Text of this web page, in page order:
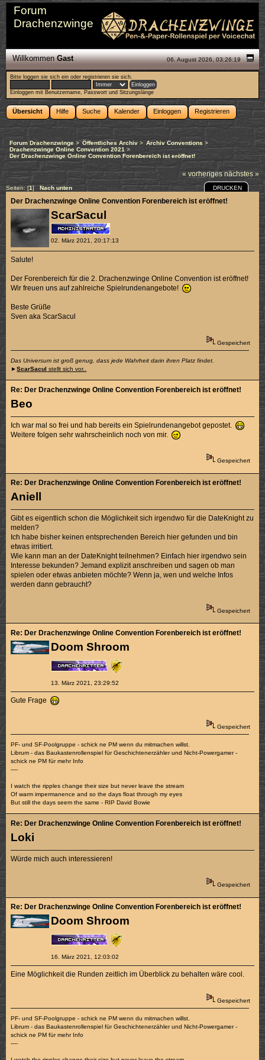
Forum
Drachenzwinge
06. August 2026, 03:26:19
WillkommenGast
Bitte loggen sie sich ein oderregistrieren sie sich.
Einloggen mit Benutzername, Passwort und Sitzungslänge
Übersicht Hilfe Suche Kalender Einloggen Registrieren
Forum Drachenzwinge > Öffentliches Archiv> Archiv Conventions >
Drachenzwinge Online Convention 2021 >
Der Drachenzwinge Online Convention Forenbereich ist eröffnet!
« vorheriges nächstes »
Seiten: [1]Nach unten DRUCKEN
ScarSacul
02. März 2021, 20:17:13
Der Drachenzwinge Online Convention Forenbereich ist eröffnet!
Salute!
Der Forenbereich für die 2. Drachenzwinge Online Convention ist eröffnet!
Wir freuen uns auf zahlreiche Spielrundenangebote!
Beste Grüße
Sven aka ScarSacul
Gespeichert
Das Universum ist groß genug, dass jede Wahrheit darin ihren Platz findet.
►ScarSacul stellt sich vor..
Beo
Re: Der Drachenzwinge Online Convention Forenbereich ist eröffnet!
Ich war mal so frei und hab bereits ein Spielrundenangebot gepostet.
Weitere folgen sehr wahrscheinlich noch von mir.
Gespeichert
Aniell
Re: Der Drachenzwinge Online Convention Forenbereich ist eröffnet!
Gibt es eigentlich schon die Möglichkeit sich irgendwo für die DateKnight zu
melden?
Ich habe bisher keinen entsprechenden Bereich hier gefunden und bin
etwas irritiert.
Wie kann man an der DateKnight teilnehmen? Einfach hier irgendwo sein
Interesse bekunden? Jemand explizit anschreiben und sagen ob man
spielen oder etwas anbieten möchte? Wenn ja, wen und welche Infos
werden dann gebraucht?
Gespeichert
Doom Shroom
13. März 2021, 23:29:52
Re: Der Drachenzwinge Online Convention Forenbereich ist eröffnet!
Gute Frage
Gespeichert
PF- und SF-Poolgruppe - schick ne PM wenn du mitmachen willst.
Librum - das Baukastenrollenspiel für Geschichtenerzähler und Nicht-Powergamer -
schick ne PM für mehr Info
----
I watch the ripples change their size but never leave the stream
Of warm impermanence and so the days float through my eyes
But still the days seem the same - RIP David Bowie
Loki
Re: Der Drachenzwinge Online Convention Forenbereich ist eröffnet!
Würde mich auch interessieren!
Gespeichert
Doom Shroom
16. März 2021, 12:03:02
Re: Der Drachenzwinge Online Convention Forenbereich ist eröffnet!
Eine Möglichkeit die Runden zeitlich im Überblick zu behalten wäre cool.
Gespeichert
PF- und SF-Poolgruppe - schick ne PM wenn du mitmachen willst.
Librum - das Baukastenrollenspiel für Geschichtenerzähler und Nicht-Powergamer -
schick ne PM für mehr Info
----